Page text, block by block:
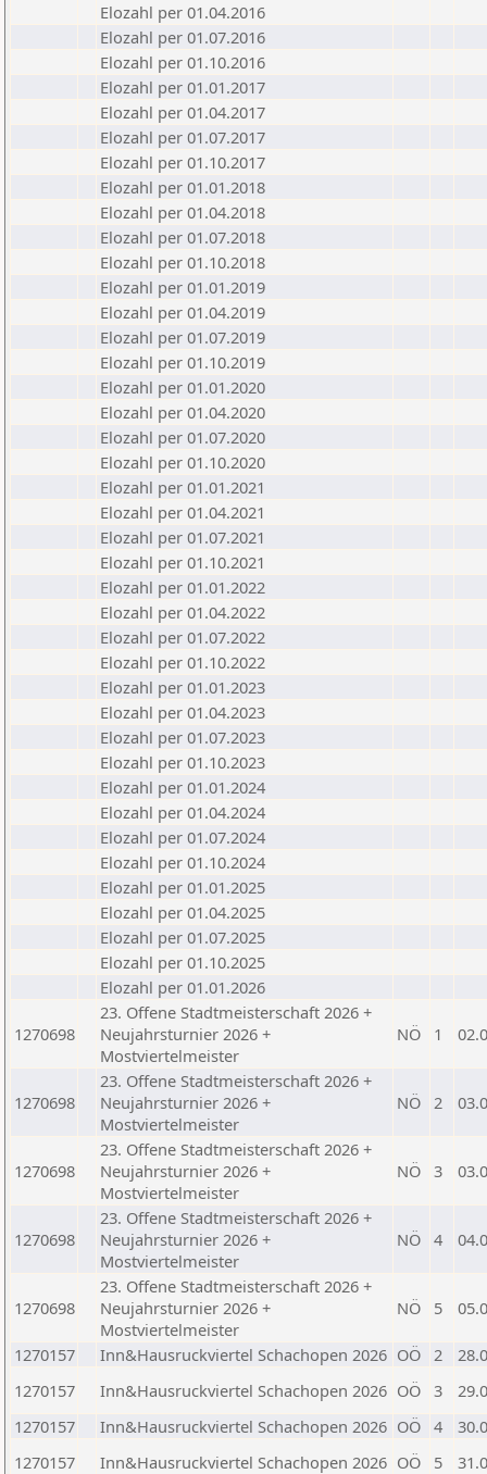
Elozahl per 01.04.2016
Elozahl per 01.07.2016
Elozahl per 01.10.2016
Elozahl per 01.01.2017
Elozahl per 01.04.2017
Elozahl per 01.07.2017
Elozahl per 01.10.2017
Elozahl per 01.01.2018
Elozahl per 01.04.2018
Elozahl per 01.07.2018
Elozahl per 01.10.2018
Elozahl per 01.01.2019
Elozahl per 01.04.2019
Elozahl per 01.07.2019
Elozahl per 01.10.2019
Elozahl per 01.01.2020
Elozahl per 01.04.2020
Elozahl per 01.07.2020
Elozahl per 01.10.2020
Elozahl per 01.01.2021
Elozahl per 01.04.2021
Elozahl per 01.07.2021
Elozahl per 01.10.2021
Elozahl per 01.01.2022
Elozahl per 01.04.2022
Elozahl per 01.07.2022
Elozahl per 01.10.2022
Elozahl per 01.01.2023
Elozahl per 01.04.2023
Elozahl per 01.07.2023
Elozahl per 01.10.2023
Elozahl per 01.01.2024
Elozahl per 01.04.2024
Elozahl per 01.07.2024
Elozahl per 01.10.2024
Elozahl per 01.01.2025
Elozahl per 01.04.2025
Elozahl per 01.07.2025
Elozahl per 01.10.2025
Elozahl per 01.01.2026
1270698
23. Offene Stadtmeisterschaft 2026 +
Neujahrsturnier 2026 +
Mostviertelmeister
NÖ 1
1270698
23. Offene Stadtmeisterschaft 2026 +
Neujahrsturnier 2026 +
Mostviertelmeister
NÖ 2
1270698
23. Offene Stadtmeisterschaft 2026 +
Neujahrsturnier 2026 +
Mostviertelmeister
NÖ 3
1270698
23. Offene Stadtmeisterschaft 2026 +
Neujahrsturnier 2026 +
Mostviertelmeister
NÖ 4
1270698
23. Offene Stadtmeisterschaft 2026 +
Neujahrsturnier 2026 +
Mostviertelmeister
NÖ 5
1270157 Inn&Hausruckviertel Schachopen 2026 OÖ 2
1270157
Inn&Hausruckviertel Schachopen 2026 OÖ 3
1270157
Inn&Hausruckviertel Schachopen 2026 OÖ 4
1270157
Inn&Hausruckviertel Schachopen 2026 OÖ 5